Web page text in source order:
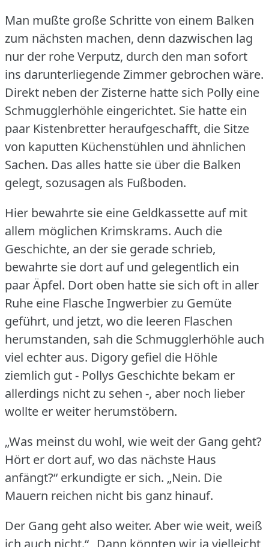
Man mußte große Schritte von einem Balken
zum nächsten machen, denn dazwischen lag
nur der rohe Verputz, durch den man sofort
ins darunterliegende Zimmer gebrochen wäre.
Direkt neben der Zisterne hatte sich Polly eine
Schmugglerhöhle eingerichtet. Sie hatte ein
paar Kistenbretter heraufgeschafft, die Sitze
von kaputten Küchenstühlen und ähnlichen
Sachen. Das alles hatte sie über die Balken
gelegt, sozusagen als Fußboden.
Hier bewahrte sie eine Geldkassette auf mit
allem möglichen Krimskrams. Auch die
Geschichte, an der sie gerade schrieb,
bewahrte sie dort auf und gelegentlich ein
paar Äpfel. Dort oben hatte sie sich oft in aller
Ruhe eine Flasche Ingwerbier zu Gemüte
geführt, und jetzt, wo die leeren Flaschen
herumstanden, sah die Schmugglerhöhle auch
viel echter aus. Digory gefiel die Höhle
ziemlich gut - Pollys Geschichte bekam er
allerdings nicht zu sehen -, aber noch lieber
wollte er weiter herumstöbern.
„Was meinst du wohl, wie weit der Gang geht?
Hört er dort auf, wo das nächste Haus
anfängt?“ erkundigte er sich. „Nein. Die
Mauern reichen nicht bis ganz hinauf.
Der Gang geht also weiter. Aber wie weit, weiß